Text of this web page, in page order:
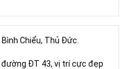
Chiểu, Thủ Đức.
đường ĐT 43, vị trí cực đẹp